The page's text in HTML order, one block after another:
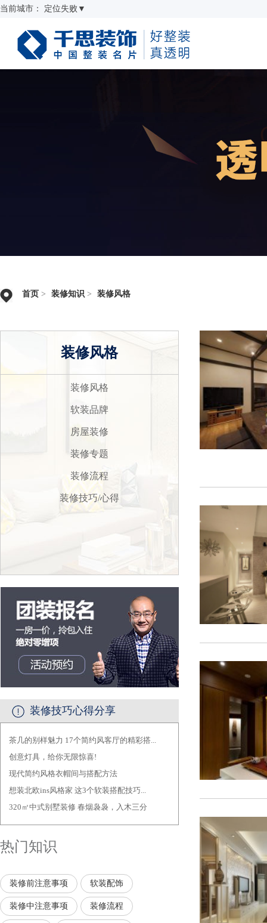
当前城市： 定位失败 ▼
首页 > 装修知识 > 装修风格
装修风格
装修风格
软装品牌
房屋装修
装修专题
装修流程
装修技巧/心得
装修技巧心得分享
茶几的别样魅力 17个简约风客厅的精彩搭...
创意灯具，给你无限惊喜!
现代简约风格衣帽间与搭配方法
想装北欧ins风格家 这3个软装搭配技巧...
320㎡中式别墅装修 春烟袅袅，入木三分
热门知识
装修前注意事项 软装配饰
装修中注意事项 装修流程